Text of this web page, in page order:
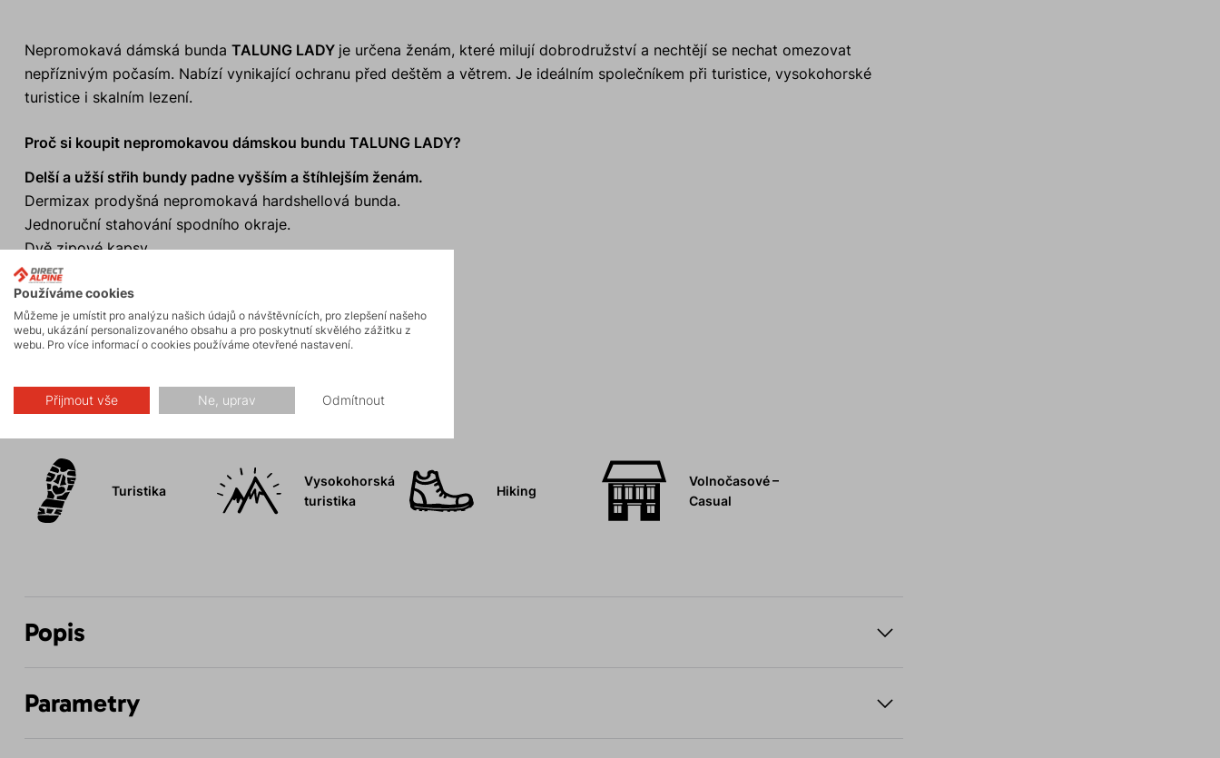
Nepromokavá dámská bunda TALUNG LADY je určena ženám, které milují dobrodružství a nechtějí se nechat omezovat
nepříznivým počasím. Nabízí vynikající ochranu před deštěm a větrem. Je ideálním společníkem při turistice, vysokohorské
turistice i skalním lezení.
Proč si koupit nepromokavou dámskou bundu TALUNG LADY?
Delší a užší střih bundy padne vyšším a štíhlejším ženám.
Dermizax prodyšná nepromokavá hardshellová bunda.
Jednoruční stahování spodního okraje.
Dvě zipové kapsy.
Vysoký límec na ochranu brady a krku při nepřízni počasí.
100% podlepené švy.
Anatomicky střižená kapuce s třísměrným stahováním.
Aktivity
Turistika
Vysokohorská
turistika
Hiking
Volnočasové –
Casual
Popis
Parametry
Používáme cookies
Můžeme je umístit pro analýzu našich údajů o návštěvnících, pro zlepšení našeho
webu, ukázání personalizovaného obsahu a pro poskytnutí skvělého zážitku z
webu. Pro více informací o cookies používáme otevřené nastavení.
Přijmout vše Ne, uprav Odmítnout